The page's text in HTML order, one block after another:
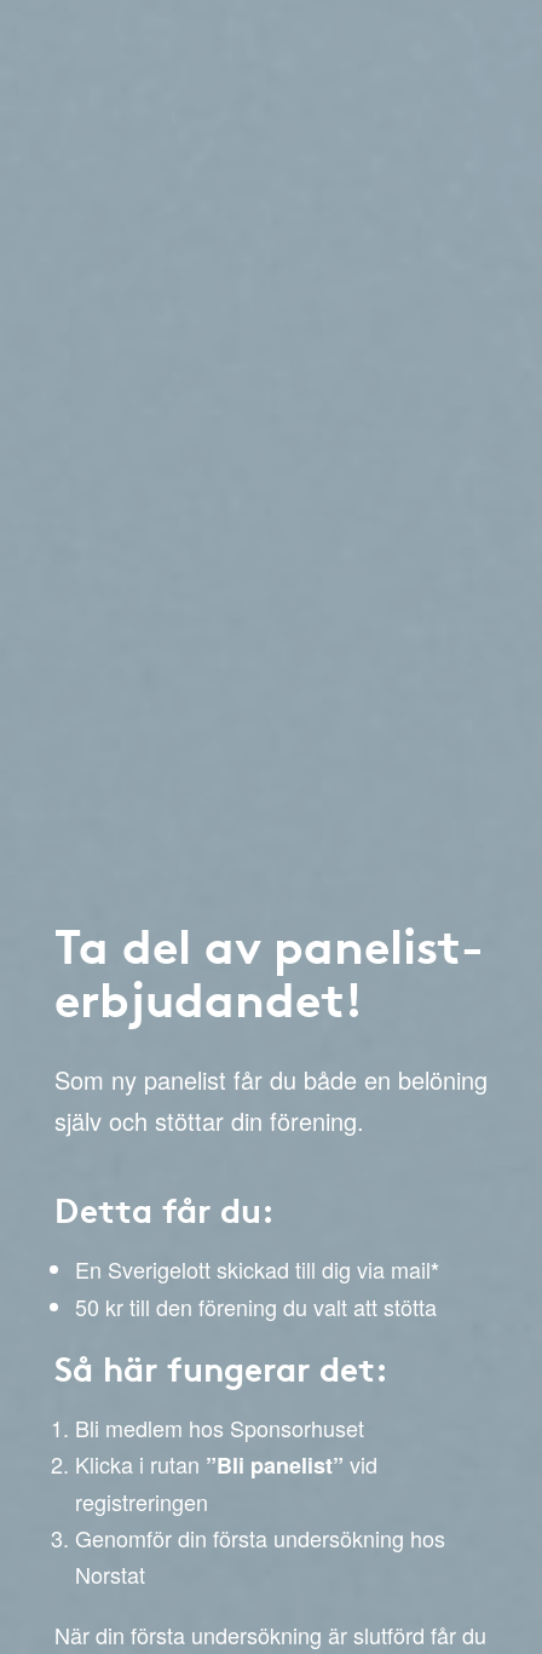
Ta del av panelist-
erbjudandet!
Som ny panelist får du både en belöning
själv och stöttar din förening.
Detta får du:
En Sverigelott skickad till dig via mail*
50 kr till den förening du valt att stötta
Så här fungerar det:
Bli medlem hos Sponsorhuset
Klicka i rutan ”Bli panelist” vid
registreringen
Genomför din första undersökning hos
Norstat
När din första undersökning är slutförd får du